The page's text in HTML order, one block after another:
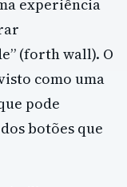
experiência
(forth wall). O
como uma
pode
botões que